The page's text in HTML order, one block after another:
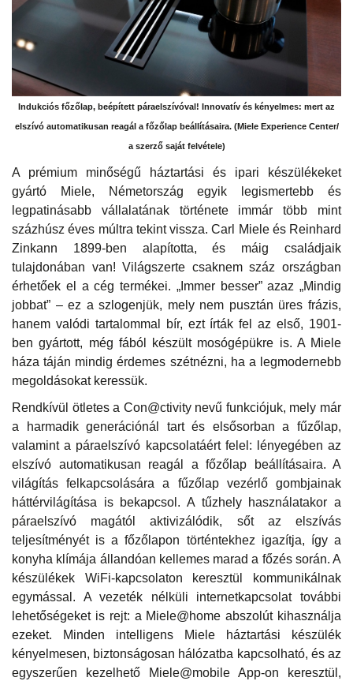
Indukciós főzőlap, beépített páraelszívóval! Innovatív és kényelmes: mert az
elszívó automatikusan reagál a főzőlap beállításaira. (Miele Experience Center/
a szerző saját felvétele)
A prémium minőségű háztartási és ipari készülékeket
gyártó Miele, Németország egyik legismertebb és
legpatinásabb vállalatának története immár több mint
százhúsz éves múltra tekint vissza. Carl Miele és Reinhard
Zinkann 1899-ben alapította, és máig családjaik
tulajdonában van! Világszerte csaknem száz országban
érhetőek el a cég termékei. „Immer besser” azaz „Mindig
jobbat” – ez a szlogenjük, mely nem pusztán üres frázis,
hanem valódi tartalommal bír, ezt írták fel az első, 1901-
ben gyártott, még fából készült mosógépükre is. A Miele
háza táján mindig érdemes szétnézni, ha a legmodernebb
megoldásokat keressük.
Rendkívül ötletes a Con@ctivity nevű funkciójuk, mely már
a harmadik generációnál tart és elsősorban a fűzőlap,
valamint a páraelszívó kapcsolatáért felel: lényegében az
elszívó automatikusan reagál a főzőlap beállításaira. A
világítás felkapcsolására a fűzőlap vezérlő gombjainak
háttérvilágítása is bekapcsol. A tűzhely használatakor a
páraelszívó magától aktivizálódik, sőt az elszívás
teljesítményét is a főzőlapon történtekhez igazítja, így a
konyha klímája állandóan kellemes marad a főzés során. A
készülékek WiFi-kapcsolaton keresztül kommunikálnak
egymással. A vezeték nélküli internetkapcsolat további
lehetőségeket is rejt: a Miele@home abszolút kihasználja
ezeket. Minden intelligens Miele háztartási készülék
kényelmesen, biztonságosan hálózatba kapcsolható, és az
egyszerűen kezelhető Miele@mobile App-on keresztül,